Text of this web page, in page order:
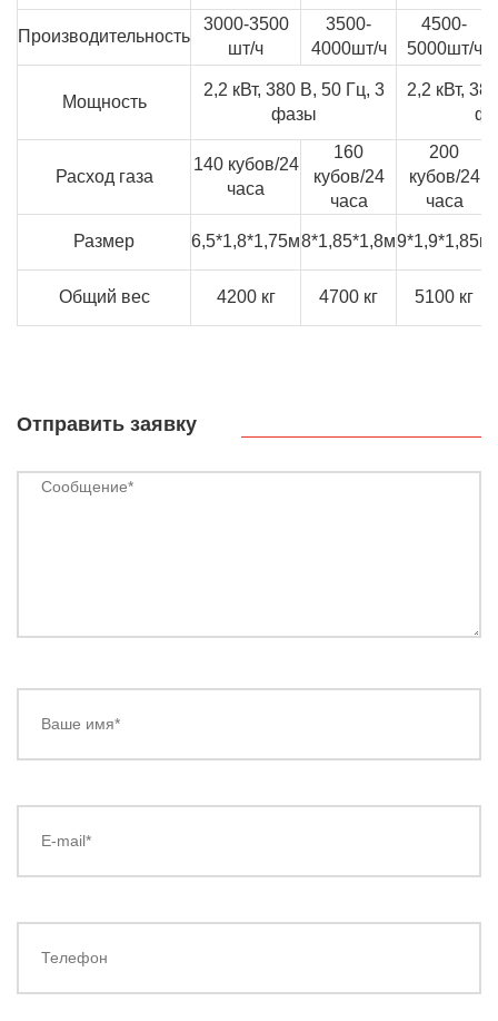
Производительность
3000-3500
шт/ч
3500-
4000шт/ч
4500-
5000шт/ч
Мощность
2,2 кВт, 380 В, 50 Гц, 3
фазы
2,2 кВт,
Расход газа
140 кубов/24
часа
160
кубов/24
часа
200
кубов/24
часа
Размер 6,5*1,8*1,75м8*1,85*1,8м9*1,9*1,85м
Общий вес 4200 кг 4700 кг 5100 кг
Отправить заявку